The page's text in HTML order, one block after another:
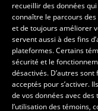
Les écoles et la
École d’art
École supérieure
régional
École de design
Centre de recherche
recueillir des données
connaître le parcours
et de toujours améliorer
servent aussi à des fins
plateformes. Certains
sécurité et le
désactivés. D’autres
acceptés pour s’activer.
de vos données avec
l’utilisation des témoins,